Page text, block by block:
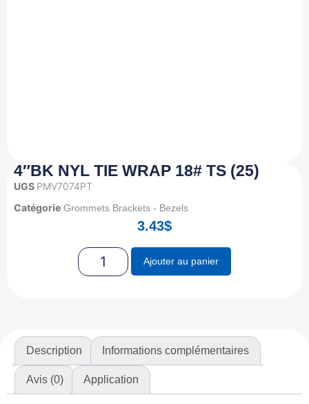
4″BK NYL TIE WRAP 18# TS (25)
UGS PMV7074PT
Catégorie Grommets Brackets - Bezels
3.43$
Ajouter au panier
Description Informations complémentaires
Avis (0) Application